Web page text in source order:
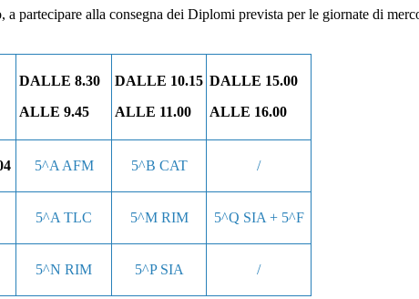
a partecipare alla consegna dei Diplomi prevista per le giornate di
DALLE 8.30
ALLE 9.45
DALLE 10.15
ALLE 11.00
DALLE 15.00
ALLE 16.00
5^A AFM 5^B CAT /
5^A TLC 5^M RIM 5^Q SIA + 5^F
5^N RIM 5^P SIA /